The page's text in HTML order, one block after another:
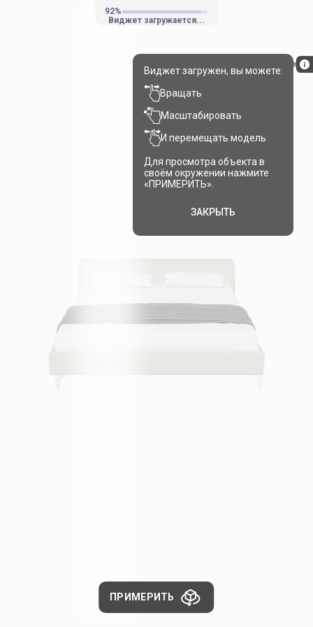
93%
Виджет загружается...
ПРИМЕРИТЬ
Виджет загружен, вы можете:
Вращать
Масштабировать
И перемещать модель
Для просмотра объекта в
своём окружении нажмите
«ПРИМЕРИТЬ».
ЗАКРЫТЬ